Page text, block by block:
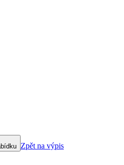
mapy
Zpět na výpis